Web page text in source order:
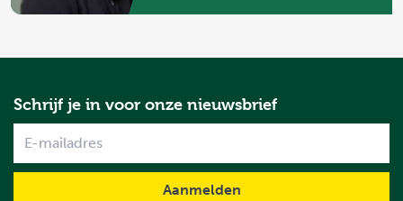
Schrijf je in voor onze nieuwsbrief